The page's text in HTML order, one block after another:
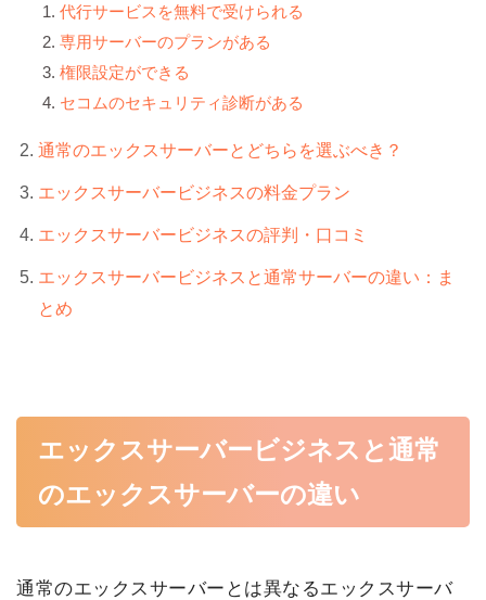
代行サービスを無料で受けられる
専用サーバーのプランがある
権限設定ができる
セコムのセキュリティ診断がある
通常のエックスサーバーとどちらを選ぶべき？
エックスサーバービジネスの料金プラン
エックスサーバービジネスの評判・口コミ
エックスサーバービジネスと通常サーバーの違い：ま
とめ
エックスサーバービジネスと通常
のエックスサーバーの違い
通常のエックスサーバーとは異なるエックスサーバ